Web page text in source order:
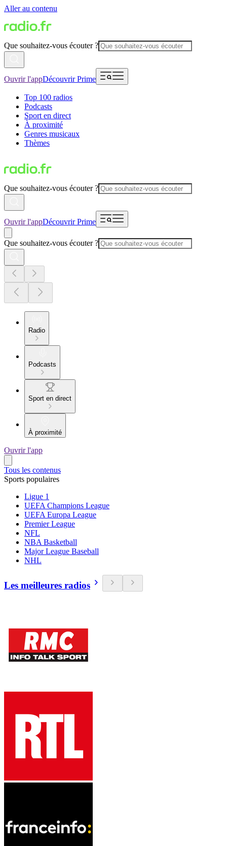
Aller au contenu
Que souhaitez-vous écouter ?
Ouvrir l'appDécouvrir Prime
Top 100 radios
Podcasts
Sport en direct
À proximité
Genres musicaux
Thèmes
Que souhaitez-vous écouter ?
Ouvrir l'appDécouvrir Prime
Que souhaitez-vous écouter ?
Radio
Podcasts
Sport en direct
À proximité
Ouvrir l'app
Tous les contenus
Sports populaires
Ligue 1
UEFA Champions League
UEFA Europa League
Premier League
NFL
NBA Basketball
Major League Baseball
NHL
Les meilleures radios